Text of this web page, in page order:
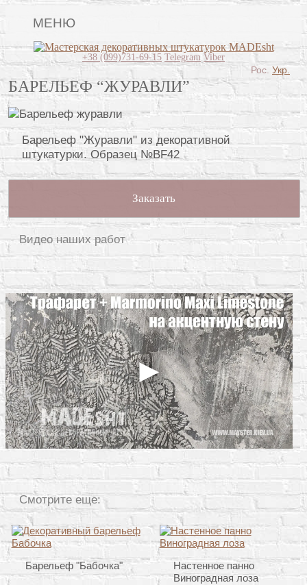
МЕНЮ
Lincrusta
Виды штукатурок
Поклейка обоев
Картины
Декоративные панно
О нас
Контакты
+38 (099)731-69-15 Telegram Viber
БАРЕЛЬЕФ “ЖУРАВЛИ”
Барельеф "Журавли" из декоративной
штукатурки. Образец №BF42
Заказать
Видео наших работ
Смотрите еще:
Барельеф "Бабочка"
Настенное панно
Виноградная лоза
Рос. Укр.